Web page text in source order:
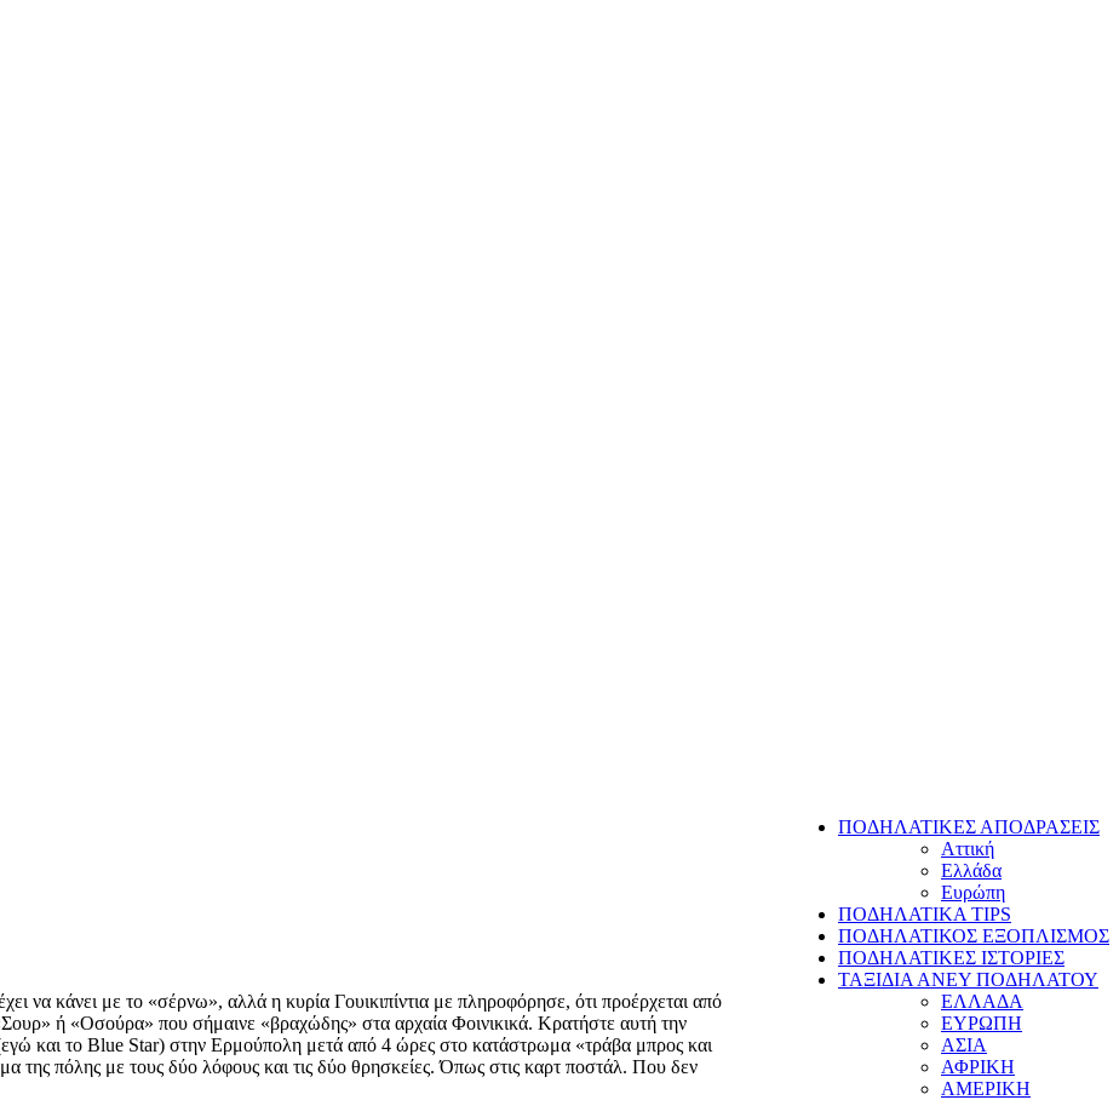
ΠΟΔΗΛΑΤΙΚΕΣ ΑΠΟΔΡΑΣΕΙΣ
Αττική
Ελλάδα
Ευρώπη
ΠΟΔΗΛΑΤΙΚΑ TIPS
ΠΟΔΗΛΑΤΙΚΟΣ ΕΞΟΠΛΙΣΜΟΣ
ΠΟΔΗΛΑΤΙΚΕΣ ΙΣΤΟΡΙΕΣ
ΤΑΞΙΔΙΑ ΑΝΕΥ ΠΟΔΗΛΑΤΟΥ
ΕΛΛΑΔΑ
ΕΥΡΩΠΗ
ΑΣΙΑ
ΑΦΡΙΚΗ
ΑΜΕΡΙΚΗ
να κάνει με το «σέρνω», αλλά η κυρία Γουικιπίντια με πληροφόρησε, ότι προέρχεται από
ή «Οσούρα» που σήμαινε «βραχώδης» στα αρχαία Φοινικικά. Κρατήστε αυτή την
και το Blue Star) στην Ερμούπολη μετά από 4 ώρες στο κατάστρωμα «τράβα μπρος και
της πόλης με τους δύο λόφους και τις δύο θρησκείες. Όπως στις καρτ ποστάλ. Που δεν